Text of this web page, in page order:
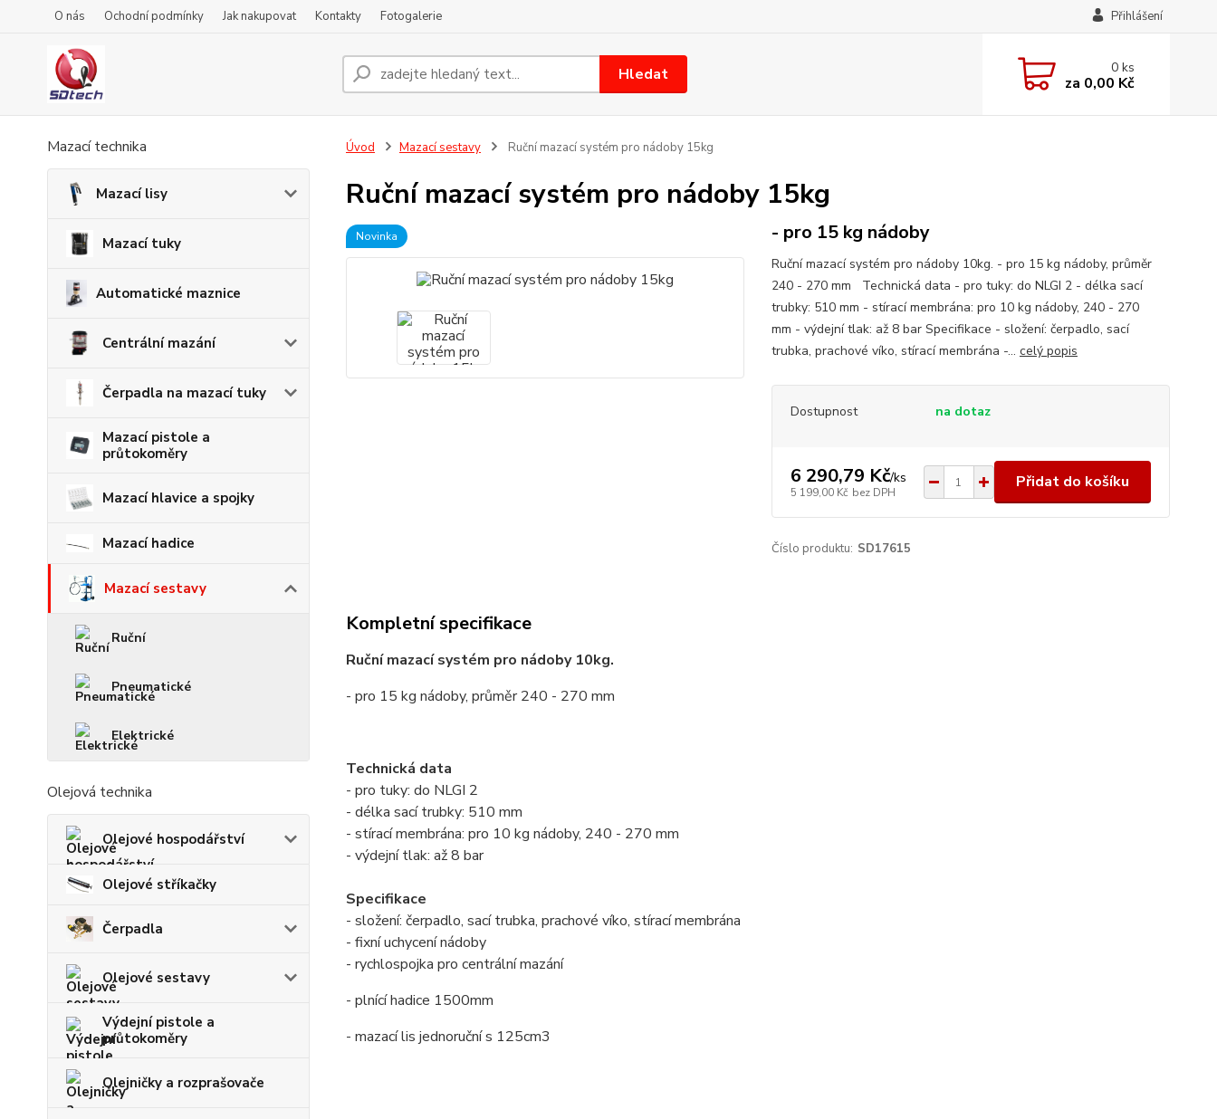
O nás Ochodní podmínky Jak nakupovat Kontakty Fotogalerie Přihlášení
Hledat 0ks
za 0,00 Kč
Mazací technika
Mazací lisy
Mazací tuky
Automatické maznice
Centrální mazání
Čerpadla na mazací tuky
Mazací pistole a
průtokoměry
Mazací hlavice a spojky
Mazací hadice
Mazací sestavy
Ruční
Pneumatické
Elektrické
Olejová technika
Olejové hospodářství
Olejové stříkačky
Čerpadla
Olejové sestavy
Výdejní pistole a
průtokoměry
Olejničky a rozprašovače
Úvod Mazací sestavy Ruční mazací systém pro nádoby 15kg
Ruční mazací systém pro nádoby 15kg
Novinka - pro 15 kg nádoby
Ruční mazací systém pro nádoby 10kg. - pro 15 kg nádoby, průměr
240 - 270 mm Technická data - pro tuky: do NLGI 2 - délka sací
trubky: 510 mm - stírací membrána: pro 10 kg nádoby, 240 - 270
mm - výdejní tlak: až 8 bar Specifikace - složení: čerpadlo, sací
trubka, prachové víko, stírací membrána -... celý popis
Dostupnost na dotaz
6 290,79 Kč/ks
5 199,00 Kč bez DPH
Přidat do košíku
Číslo produktu: SD17615
Kompletní specifikace
Ruční mazací systém pro nádoby 10kg.
- pro 15 kg nádoby, průměr 240 - 270 mm
Technická data
- pro tuky: do NLGI 2
- délka sací trubky: 510 mm
- stírací membrána: pro 10 kg nádoby, 240 - 270 mm
- výdejní tlak: až 8 bar
Specifikace
- složení: čerpadlo, sací trubka, prachové víko, stírací membrána
- fixní uchycení nádoby
- rychlospojka pro centrální mazání
- plnící hadice 1500mm
- mazací lis jednoruční s 125cm3